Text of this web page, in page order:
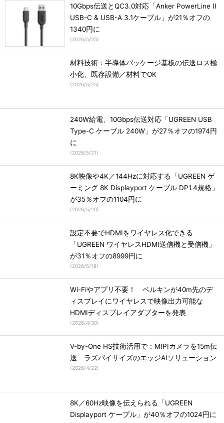
10Gbps伝送とQC3.0対応「Anker PowerLine II
USB-C & USB-A 3.1ケーブル」が21％オフの
1340円に
(2026/5/25)
材料技術：半導体パッケージ基板の伝送ロス極
小化、既存設備／材料でOK
(2026/5/25)
240W給電、10Gbps伝送対応「UGREEN USB
Type-C ケーブル 240W」が27％オフの1974円
に
(2026/5/21)
8K映像や4K／144Hzに対応する「UGREEN ゲ
ーミング 8K Displayport ケーブル DP1.4規格」
が35％オフの1104円に
(2026/5/20)
設定不要でHDMIをワイヤレス化できる
「UGREEN ワイヤレスHDMI送信機と受信機」
が31％オフの8999円に
(2026/5/18)
Wi-Fiやアプリ不要！ ベルキンが40m先のデ
ィスプレイにワイヤレスで映像出力可能な
HDMIディスプレイアダプターを発表
(2026/4/30)
V-by-One HS技術活用で：MIPIカメラを15m伝
送 ラズパイサイズのエッジAIソリューション
(2026/4/22)
8K／60Hz映像を伝えられる「UGREEN
Displayport ケーブル」が40％オフの1024円に